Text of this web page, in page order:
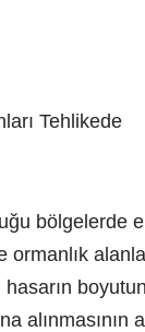
Tehlikede
bölgelerde
ormanlık
alınmasının